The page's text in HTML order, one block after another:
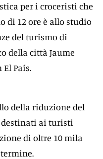
per i croceristi che
di 12 ore è allo studio
del turismo di
della città Jaume
País.
della riduzione del
ai turisti
di oltre 10 mila